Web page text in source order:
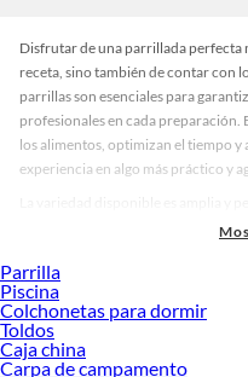
Disfrutar de una parrillada perfecta
receta, sino también de contar con
parrillas son esenciales para
profesionales en cada preparación.
los alimentos, optimizan el tiempo
experiencia en algo más práctico y
Encontrarás pinzas resistentes,
opciones en acero inoxidable para
antideslizantes y diseños modernos
buscas funcionalidad, existen sets
para preparar y servir con
Parrilla
Piscina
Colchonetas para dormir
Toldos
Caja china
Carpa de campamento